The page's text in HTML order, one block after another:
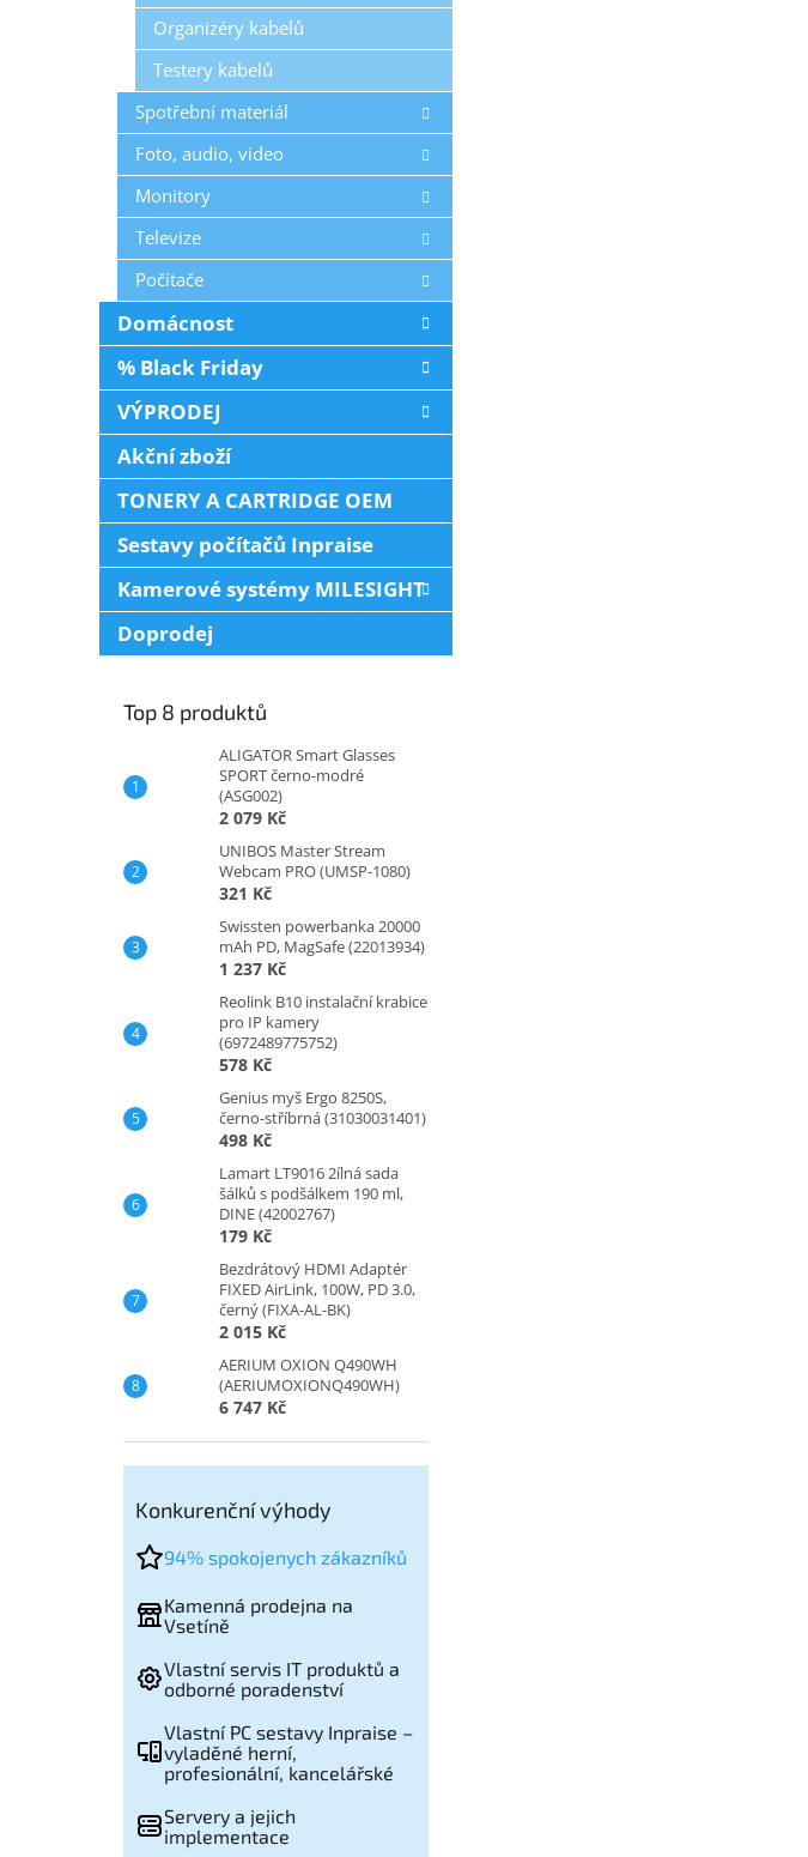
Organizéry kabelů
Testery kabelů
Spotřební materiál
Foto, audio, video
Monitory
Televize
Počítače
Domácnost
% Black Friday
VÝPRODEJ
Akční zboží
TONERY A CARTRIDGE OEM
Sestavy počítačů Inpraise
Kamerové systémy MILESIGHT
Doprodej
Top 8 produktů
ALIGATOR Smart Glasses
SPORT černo-modré
(ASG002)
2 079 Kč
UNIBOS Master Stream
Webcam PRO (UMSP-1080)
321 Kč
Swissten powerbanka 20000
mAh PD, MagSafe (22013934)
1 237 Kč
Reolink B10 instalační krabice
pro IP kamery
(6972489775752)
578 Kč
Genius myš Ergo 8250S,
černo-stříbrná (31030031401)
498 Kč
Lamart LT9016 2ílná sada
šálků s podšálkem 190 ml,
DINE (42002767)
179 Kč
Bezdrátový HDMI Adaptér
FIXED AirLink, 100W, PD 3.0,
černý (FIXA-AL-BK)
2 015 Kč
AERIUM OXION Q490WH
(AERIUMOXIONQ490WH)
6 747 Kč
Konkurenční výhody
94% spokojenych zákazníků
Kamenná prodejna na
Vsetíně
Vlastní servis IT produktů a
odborné poradenství
Vlastní PC sestavy Inpraise –
vyladěné herní,
profesionální, kancelářské
Servery a jejich
implementace